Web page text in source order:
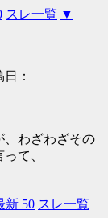
スレ一覧 ▼
：
、わざわざその
て、
新 50 スレ一覧